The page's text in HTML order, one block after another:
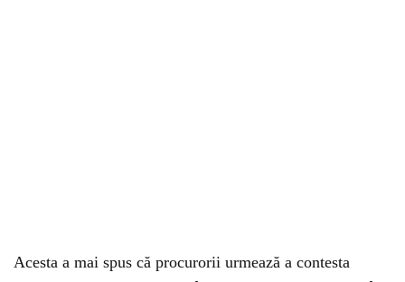
Acesta a mai spus că procurorii urmează a contesta